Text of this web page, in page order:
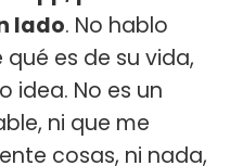
lado. No hablo
es de su vida,
idea. No es un
ni que me
cosas, ni nada,